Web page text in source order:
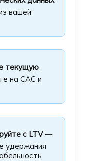
вашей
текущую
на CAC и
с LTV—
удержания